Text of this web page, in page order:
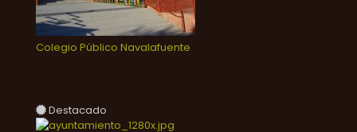
Colegio Público Navalafuente
Destacado